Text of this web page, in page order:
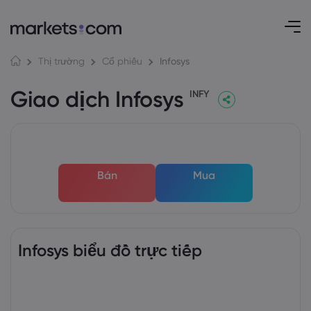
Thị trường Cổ phiếu Infosys
Giao dịch Infosys INFY
Bán Mua
Infosys biểu đồ trực tiếp